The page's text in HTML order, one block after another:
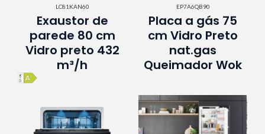
LC81KAN60
Exaustor de
parede 80 cm
Vidro preto 432
m³/h
EP7A6QB90
Placa a gás 75
cm Vidro Preto
nat.gas
Queimador Wok